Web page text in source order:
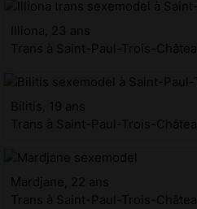
Illiona, 23 ans
Trans à Saint-Paul-Trois-
Bilitis, 19 ans
Trans à Saint-Paul-Trois-
Mardjane, 22 ans
Trans à Saint-Paul-Trois-